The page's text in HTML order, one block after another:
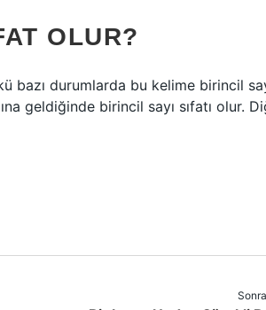
OLUR?
bazı durumlarda bu kelime birincil
geldiğinde birincil sayı sıfatı olur.